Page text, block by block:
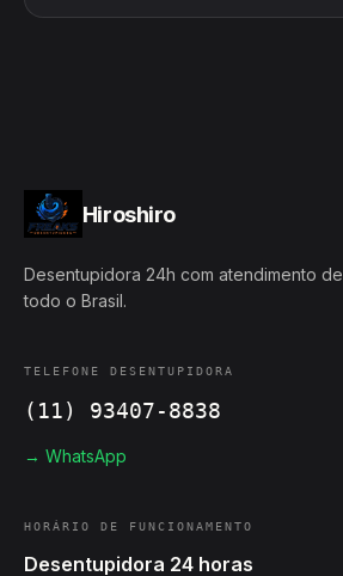
Hiroshiro
Desentupidora 24h com atendimento
todo o Brasil.
TELEFONE DESENTUPIDORA
(11) 93407-8838
→ WhatsApp
HORÁRIO DE FUNCIONAMENTO
Desentupidora 24 horas